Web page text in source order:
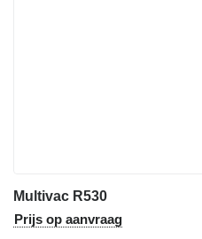
Multivac R530
Prijs op aanvraag